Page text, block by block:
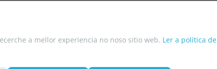
a mellor experiencia no noso sitio web. Ler a política de